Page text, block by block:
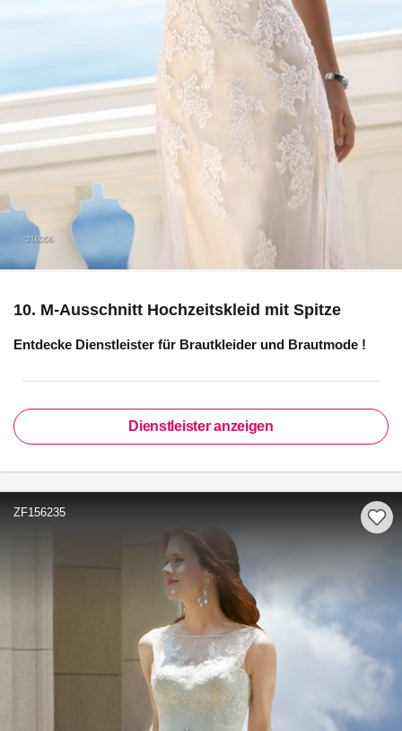
10. M-Ausschnitt Hochzeitskleid mit Spitze
Entdecke Dienstleister für Brautkleider und Brautmode !
Dienstleister anzeigen
ZF156235